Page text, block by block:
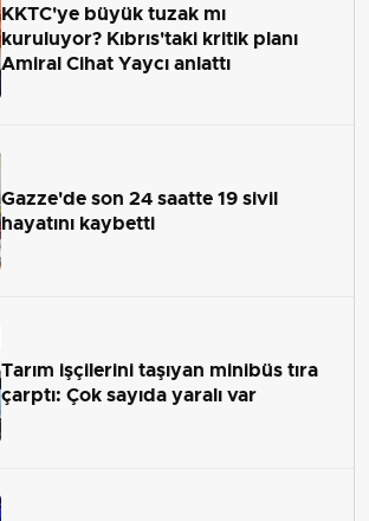
KKTC'ye büyük tuzak mı
kuruluyor? Kıbrıs'taki kritik planı
Amiral Cihat Yaycı anlattı
Gazze'de son 24 saatte 19 sivil
hayatını kaybetti
Tarım işçilerini taşıyan minibüs tıra
çarptı: Çok sayıda yaralı var